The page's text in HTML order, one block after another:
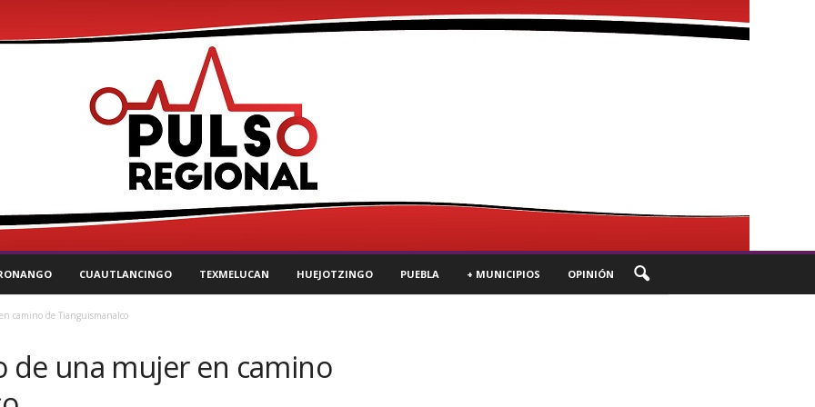
CUAUTLANCINGO TEXMELUCAN HUEJOTZINGO PUEBLA + MUNICIPIOS OPINIÓN
camino de Tianguismanalco
de una mujer en camino